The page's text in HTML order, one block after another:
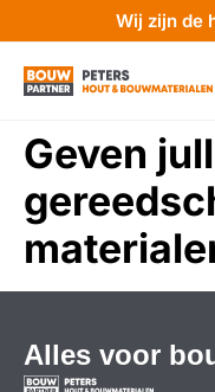
Wij zijn de
Geven
Alles voor